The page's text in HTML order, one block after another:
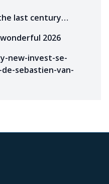
last century…
2026
new-invest-se-
sebastien-van-